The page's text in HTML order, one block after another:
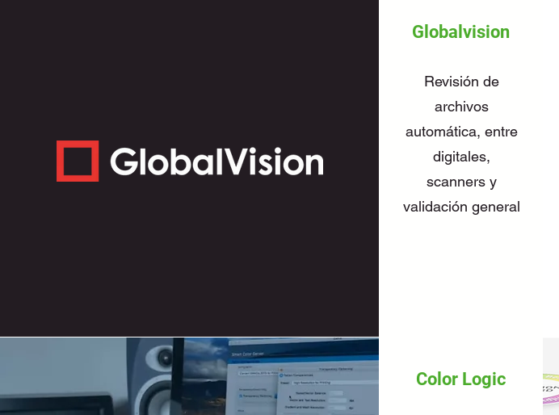
Globalvision
Revisión de
archivos
automática, entre
digitales,
scanners y
validación general
Color Logic